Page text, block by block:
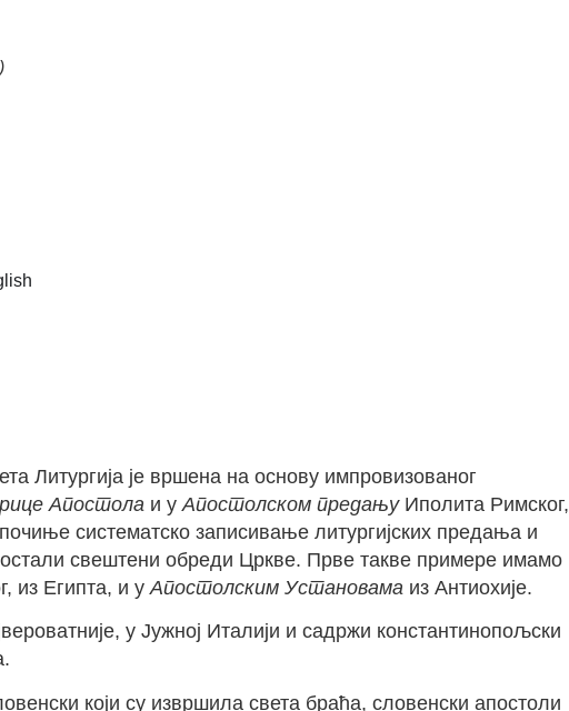
Литургија је вршена на основу импровизованог
Апостола и уАпостолском предањуИполита Римског,
систематско записивање литургијских предања и
остали свештени обреди Цркве. Прве такве примере имамо
из Египта, и уАпостолским Установама из Антиохије.
у Јужној Италији и садржи константинопољски
који су извршила света браћа, словенски апостоли